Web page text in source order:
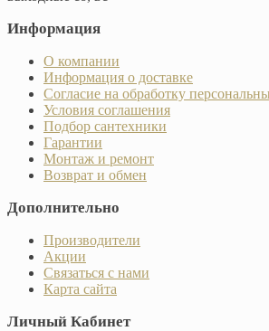
Информация
О компании
Информация о доставке
Согласие на обработку
Условия соглашения
Подбор сантехники
Гарантии
Монтаж и ремонт
Возврат и обмен
Дополнительно
Производители
Акции
Связаться с нами
Карта сайта
Личный Кабинет